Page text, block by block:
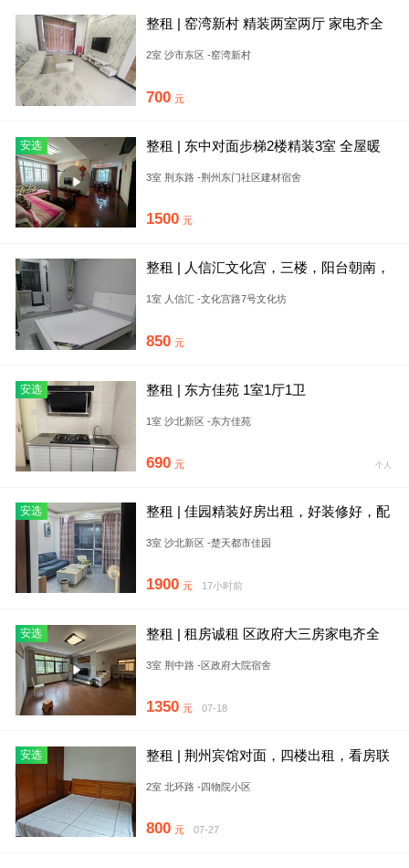
整租 | 窑湾新村 精装两室两厅 家电齐全
2室 沙市东区 -窑湾新村
700 元
安选
整租 | 东中对面步梯2楼精装3室 全屋暖
3室 荆东路 -荆州东门社区建材宿舍
1500 元
整租 | 人信汇文化宫，三楼，阳台朝南，
1室 人信汇 -文化宫路7号文化坊
850 元
安选 整租 | 东方佳苑 1室1厅1卫
1室 沙北新区 -东方佳苑
690 元 个人
安选
整租 | 佳园精装好房出租，好装修好，配
3室 沙北新区 -楚天都市佳园
1900 元 17小时前
安选
整租 | 租房诚租 区政府大三房家电齐全
3室 荆中路 -区政府大院宿舍
1350 元 07-18
安选
整租 | 荆州宾馆对面，四楼出租，看房联
2室 北环路 -四物院小区
800 元 07-27